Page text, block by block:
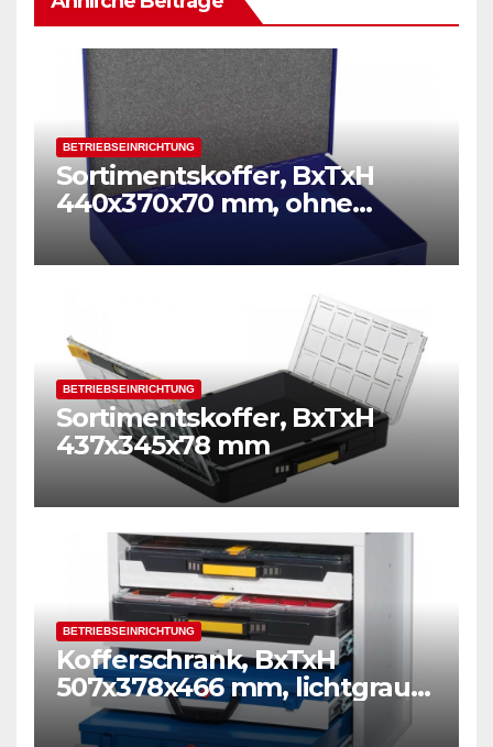
BETRIEBSEINRICHTUNG
Sortimentskoffer, BxTxH
440x370x70 mm, ohne
Einsätze
BETRIEBSEINRICHTUNG
Sortimentskoffer, BxTxH
437x345x78 mm
BETRIEBSEINRICHTUNG
Kofferschrank, BxTxH
507x378x466 mm, lichtgrau
RAL 7035